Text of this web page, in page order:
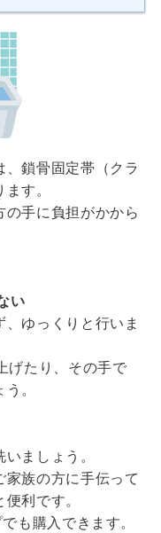
鎖骨固定帯（クラ
す。
手に負担がかから
い
、ゆっくりと行いま
げたり、その手で
。
ましょう。
家族の方に手伝って
利です。
も購入できます。